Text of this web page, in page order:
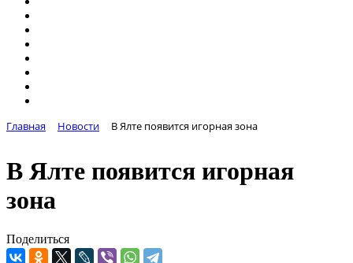
Главная Новости В Ялте появится игорная зона
В Ялте появится игорная
зона
Поделиться